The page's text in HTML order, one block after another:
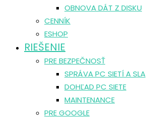
OBNOVA DÁT Z DISKU
CENNÍK
ESHOP
RIEŠENIE
PRE BEZPEČNOSŤ
SPRÁVA PC SIETÍ A SLA
DOHĽAD PC SIETE
MAINTENANCE
PRE GOOGLE